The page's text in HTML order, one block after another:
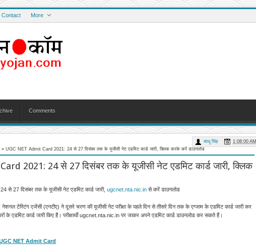
Contact More
Comments
» UGC NET Admit Card 2021: 24 से 27 दिसंबर तक के यूजीसी नेट एडमिट कार्ड जारी, क्लिक करके करें डाउनलोड
2021: 24 से 27 दिसंबर तक के यूजीसी नेट एडमिट कार्ड जारी, क्लिक
साधू सिंह 1:08:00 AM
से 27 दिसंबर तक के यूजीसी नेट एडमिट कार्ड जारी, ugcnet.nta.nic.in से करें डाउनलोड
टेस्टिंग एजेंसी (एनटीए) ने दूसरे चरण की यूजीसी नेट परीक्षा के पहले दिन से तीसरे दिन तक के एग्जाम के एडमिट कार्ड जारी कर
के एडमिट कार्ड जारी किए हैं। परीक्षार्थी ugcnet.nta.nic.in पर जाकर अपने एडमिट कार्ड डाउनलोड कर सकते हैं।
NET Admit Card